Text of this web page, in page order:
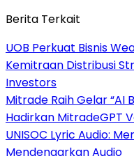
Berita Terkait
UOB Perkuat Bisnis
Kemitraan Distribusi
Investors
Mitrade Raih Gelar “AI
Hadirkan MitradeGPT
UNISOC Lyric Audio:
Mendengarkan Audio